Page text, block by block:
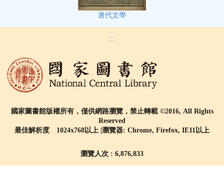
唐代文學
:::
國家圖書館版權所有，僅供網路瀏覽，禁止轉載 ©2016, All Rights
Reserved
最佳解析度 1024x768以上 |瀏覽器: Chrome, Firefox, IE11以上
瀏覽人次 : 6,876,833